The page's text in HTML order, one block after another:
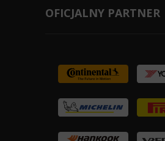
OFICJALNY PARTNER